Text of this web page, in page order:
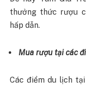
thưởng thức rượu
hấp dẫn.
Mua rượu tại các
Các điểm du lịch